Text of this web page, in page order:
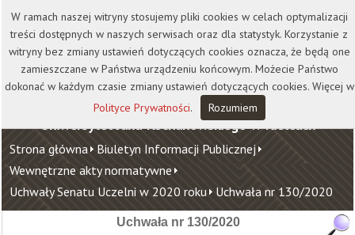
Kontakt Biblioteka
Wydawnictwo
Wirtualna Uczelnia
Uniwersytet Jana Kochanowskiego w Kielcach
Strona główna Biuletyn Informacji Publicznej
Wewnętrzne akty normatywne
Uchwały Senatu Uczelni w 2020 roku Uchwała nr 130/2020
Uchwała nr 130/2020
W ramach naszej witryny stosujemy pliki cookies w celach optymalizacji
treści dostępnych w naszych serwisach oraz dla statystyk. Korzystanie z
witryny bez zmiany ustawień dotyczących cookies oznacza, że będą one
zamieszczane w Państwa urządzeniu końcowym. Możecie Państwo
dokonać w każdym czasie zmiany ustawień dotyczących cookies. Więcej w
Polityce Prywatności. Rozumiem